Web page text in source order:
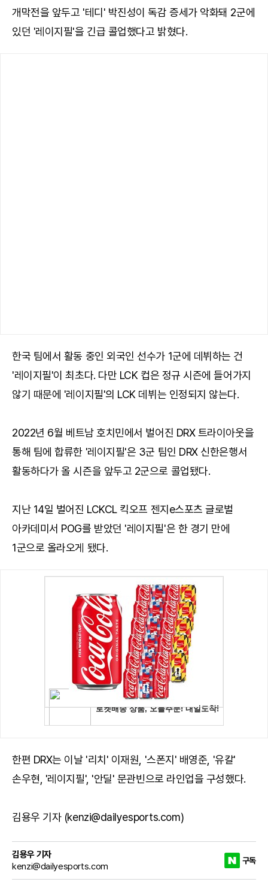
개막전을 앞두고 '테디' 박진성이 독감 증세가 악화돼 2군에
있던 '레이지필'을 긴급 콜업했다고 밝혔다.
한국 팀에서 활동 중인 외국인 선수가 1군에 데뷔하는 건
'레이지필'이 최초다. 다만 LCK 컵은 정규 시즌에 들어가지
않기 때문에 '레이지필'의 LCK 데뷔는 인정되지 않는다.
2022년 6월 베트남 호치민에서 벌어진 DRX 트라이아웃을
통해 팀에 합류한 '레이지필'은 3군 팀인 DRX 신한은행서
활동하다가 올 시즌을 앞두고 2군으로 콜업됐다.
지난 14일 벌어진 LCKCL 킥오프 젠지e스포츠 글로벌
아카데미서 POG를 받았던 '레이지필'은 한 경기 만에
1군으로 올라오게 됐다.
한편 DRX는 이날 '리치' 이재원, '스폰지' 배영준, '유칼'
손우현, '레이지필', '안딜' 문관빈으로 라인업을 구성했다.
김용우 기자 (kenzi@dailyesports.com)
김용우 기자
kenzi@dailyesports.com
구독